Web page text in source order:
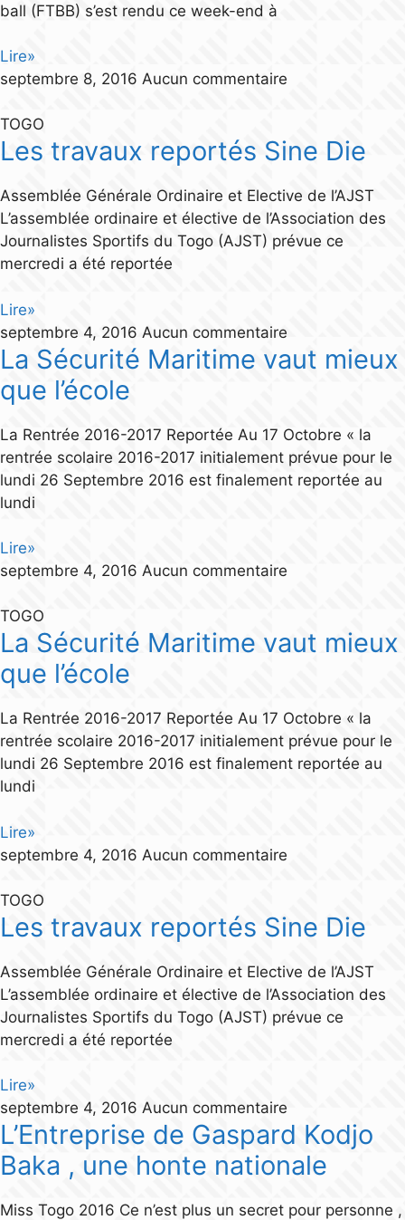
ball (FTBB) s’est rendu ce week-end à
Lire»
septembre 8, 2016 Aucun commentaire
TOGO
Les travaux reportés Sine Die
Assemblée Générale Ordinaire et Elective de l’AJST
L’assemblée ordinaire et élective de l’Association des
Journalistes Sportifs du Togo (AJST) prévue ce
mercredi a été reportée
Lire»
septembre 4, 2016 Aucun commentaire
La Sécurité Maritime vaut mieux
que l’école
La Rentrée 2016-2017 Reportée Au 17 Octobre « la
rentrée scolaire 2016-2017 initialement prévue pour le
lundi 26 Septembre 2016 est finalement reportée au
lundi
Lire»
septembre 4, 2016 Aucun commentaire
TOGO
La Sécurité Maritime vaut mieux
que l’école
La Rentrée 2016-2017 Reportée Au 17 Octobre « la
rentrée scolaire 2016-2017 initialement prévue pour le
lundi 26 Septembre 2016 est finalement reportée au
lundi
Lire»
septembre 4, 2016 Aucun commentaire
TOGO
Les travaux reportés Sine Die
Assemblée Générale Ordinaire et Elective de l’AJST
L’assemblée ordinaire et élective de l’Association des
Journalistes Sportifs du Togo (AJST) prévue ce
mercredi a été reportée
Lire»
septembre 4, 2016 Aucun commentaire
L’Entreprise de Gaspard Kodjo
Baka , une honte nationale
Miss Togo 2016 Ce n’est plus un secret pour personne ,